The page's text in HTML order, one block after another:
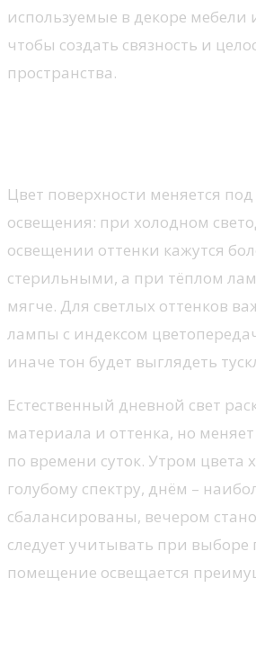
используемые в декоре мебели
чтобы создать связность и
пространства.
Цвет поверхности меняется
освещения: при холодном
освещении оттенки кажутся
стерильными, а при тёплом
мягче. Для светлых оттенков
лампы с индексом
иначе тон будет выглядеть
Естественный дневной свет
материала и оттенка, но
по времени суток. Утром цвета
голубому спектру, днём –
сбалансированы, вечером
следует учитывать при выборе
помещение освещается